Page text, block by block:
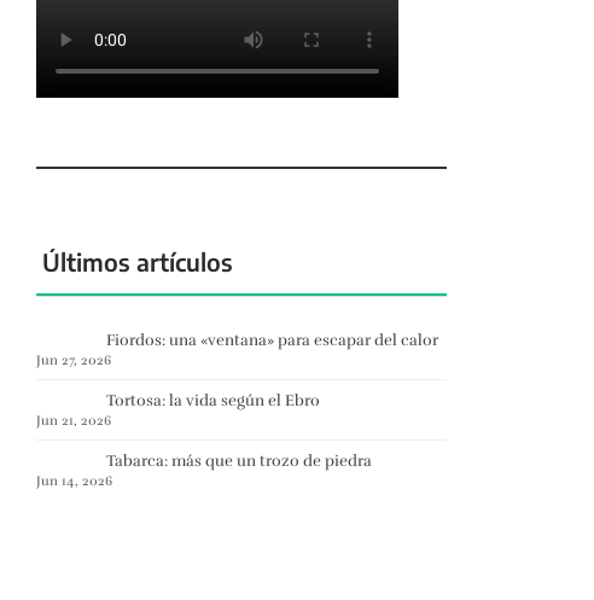
Últimos artículos
Fiordos: una «ventana» para escapar del calor
Jun 27, 2026
Tortosa: la vida según el Ebro
Jun 21, 2026
Tabarca: más que un trozo de piedra
Jun 14, 2026